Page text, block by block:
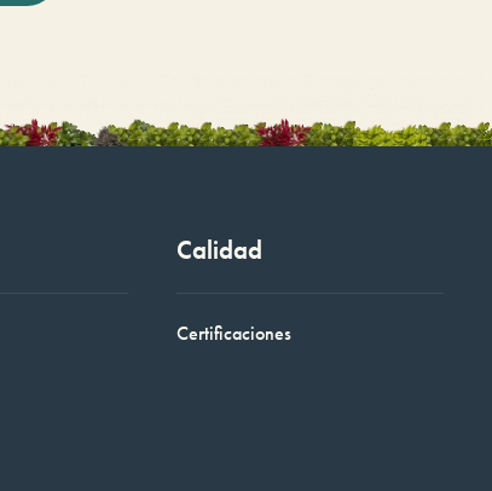
Calidad
Certificaciones